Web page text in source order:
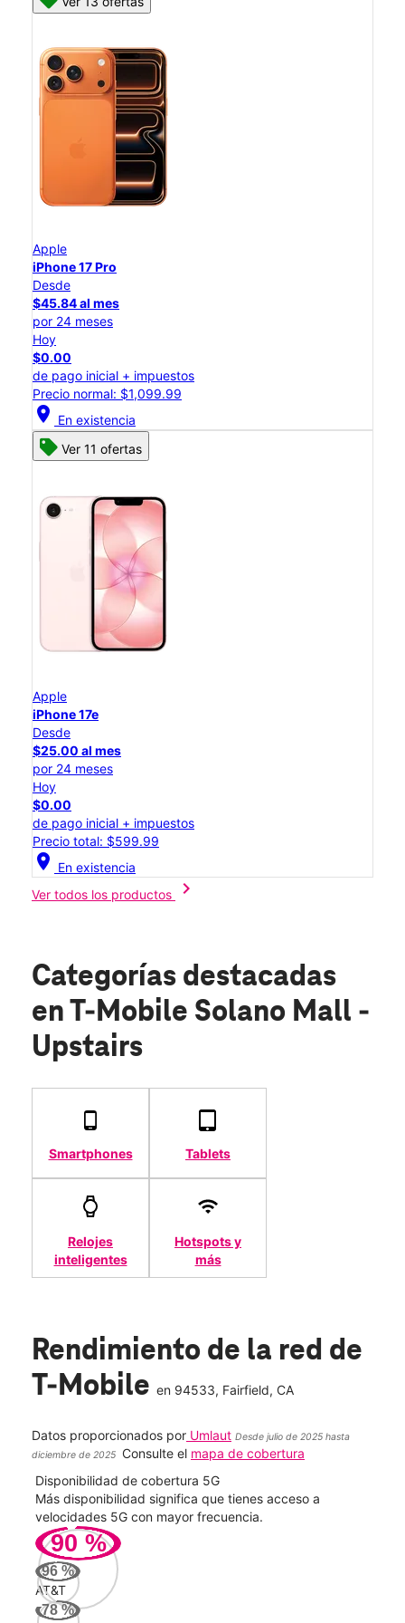
Apple
iPhone 17 Pro
Desde
$45.84 al mes
por 24 meses
Hoy
$0.00
de pago inicial + impuestos
Precio normal: $1,099.99
location_on En existencia
Ver 11 ofertas
Apple
iPhone 17e
Desde
$25.00 al mes
por 24 meses
Hoy
$0.00
de pago inicial + impuestos
Precio total: $599.99
location_on En existencia
Ver todos los productos
chevron_right
Categorías destacadas
en T-Mobile Solano Mall -
Upstairs
Smartphones Tablets
Relojes
inteligentes
Hotspots y
más
Rendimiento de la red de
T-Mobile en 94533, Fairfield, CA
Datos proporcionados por Umlaut Desde julio de 2025 hasta
diciembre de 2025
Consulte el mapa de cobertura
Disponibilidad de cobertura 5G
Más disponibilidad significa que tienes acceso a
velocidades 5G con mayor frecuencia.
90 %
96 %
AT&T
78%